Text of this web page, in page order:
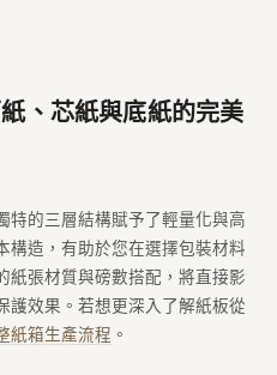
、芯紙與底紙的完美
特的三層結構賦予了輕量化與高
構造，有助於您在選擇包裝材料
紙張材質與磅數搭配，將直接影
護效果。若想更深入了解紙板從
紙箱生產流程 。